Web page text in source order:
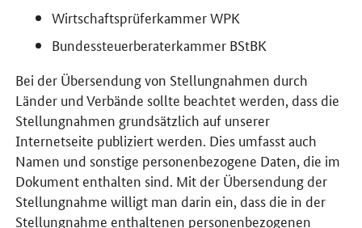
Wirtschaftsprüferkammer WPK
Bundessteuerberaterkammer BStBK
Bei der Übersendung von Stellungnahmen durch
Länder und Verbände sollte beachtet werden, dass die
Stellungnahmen grundsätzlich auf unserer
Internetseite publiziert werden. Dies umfasst auch
Namen und sonstige personenbezogene Daten, die im
Dokument enthalten sind. Mit der Übersendung der
Stellungnahme willigt man darin ein, dass die in der
Stellungnahme enthaltenen personenbezogenen